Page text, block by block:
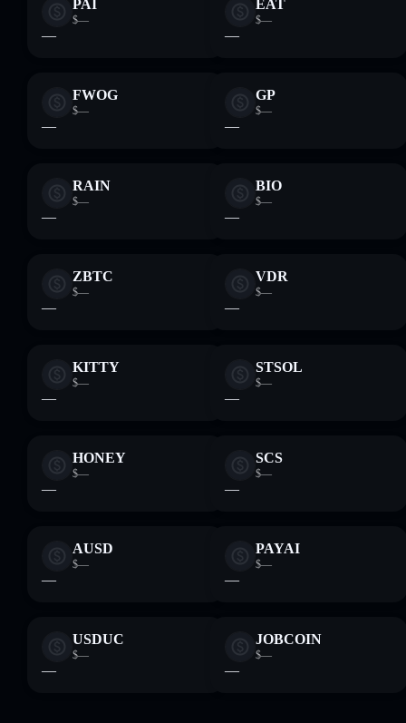
PAI
$—
—
EAT
$—
—
FWOG
$—
—
GP
$—
—
RAIN
$—
—
BIO
$—
—
ZBTC
$—
—
VDR
$—
—
KITTY
$—
—
STSOL
$—
—
HONEY
$—
—
SCS
$—
—
AUSD
$—
—
PAYAI
$—
—
USDUC
$—
—
JOBCOIN
$—
—